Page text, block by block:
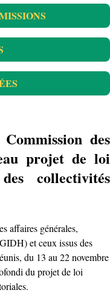
des
projet de loi
collectivités
affaires générales,
et ceux issus des
du 13 au 22 novembre
du projet de loi